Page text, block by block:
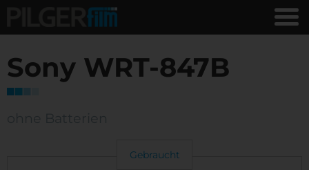
Sony WRT-847B
Gebraucht